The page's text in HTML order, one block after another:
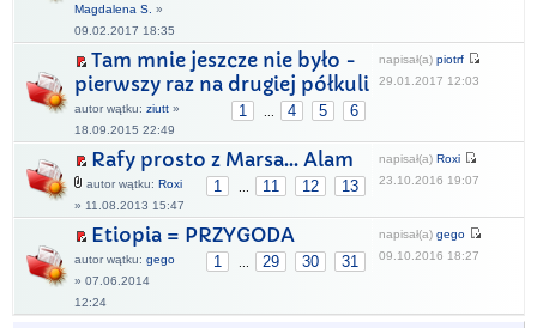
Magdalena S. »
09.02.2017 18:35
Tam mnie jeszcze nie było -
pierwszy raz na drugiej półkuli
1 4 5 6
autor wątku: ziutt »
18.09.2015 22:49
napisał(a) piotrf
29.01.2017 12:03
Rafy prosto z Marsa... Alam
1 11 12 13
autor wątku: Roxi
» 11.08.2013 15:47
napisał(a) Roxi
23.10.2016 19:07
Etiopia = PRZYGODA
1 29 30 31
autor wątku: gego
» 07.06.2014
12:24
napisał(a) gego
09.10.2016 18:27